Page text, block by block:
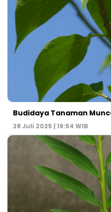
Budidaya Tanaman
28 Juli 2025 | 19:54 WIB